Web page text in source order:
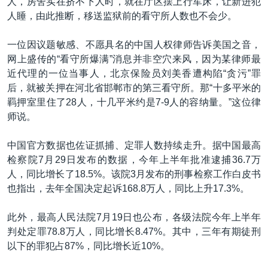
人睡，由此推断，移送监狱前的看守所人数也不会少。
一位因议题敏感、不愿具名的中国人权律师告诉美国之音，
网上盛传的“看守所爆满”消息并非空穴来风，因为某律师最
近代理的一位当事人，北京保险员刘美香遭构陷“贪污”罪
后，就被关押在河北省邯郸市的第三看守所。那“十多平米的
羁押室里住了28人，十几平米约是7-9人的容纳量。”这位律
师说。
中国官方数据也佐证抓捕、定罪人数持续走升。据中国最高
检察院7月29日发布的数据，今年上半年批准逮捕36.7万
人，同比增长了18.5%。该院3月发布的刑事检察工作白皮书
也指出，去年全国决定起诉168.8万人，同比上升17.3%。
此外，最高人民法院7月19日也公布，各级法院今年上半年
判处定罪78.8万人，同比增长8.47%。其中，三年有期徒刑
以下的罪犯占87%，同比增长近10%。